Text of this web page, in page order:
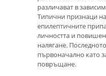
различават в
Типични признаци
епилептичните
личността и
налягане.
първоначално като
повръщане.